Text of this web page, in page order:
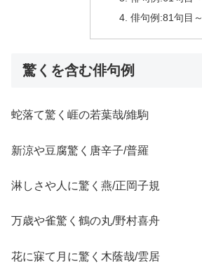
俳句例:81句目～
驚くを含む俳句例
蛇落て驚く崕の若葉哉/維駒
新涼や豆腐驚く唐辛子/普羅
淋しさや人に驚く燕/正岡子規
万歳や雀驚く鶴の丸/野村喜舟
花に寐て月に驚く木蔭哉/雲居